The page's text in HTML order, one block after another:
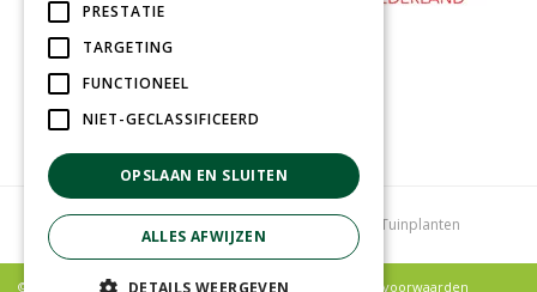
Kamerplanten Tuinplanten
© Poppelaars Tuincentrum |Privacy policy Algemene voorwaarden
PRESTATIE
TARGETING
FUNCTIONEEL
NIET-GECLASSIFICEERD
OPSLAAN EN SLUITEN
ALLES AFWIJZEN
DETAILS WEERGEVEN